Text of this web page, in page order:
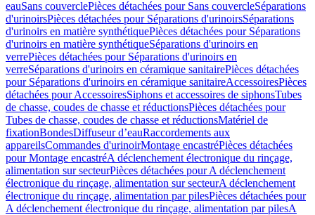
eauSans couverclePièces détachées pour Sans couvercleSéparations
d'urinoirsPièces détachées pour Séparations d'urinoirsSéparations
d'urinoirs en matière synthétiquePièces détachées pour Séparations
d'urinoirs en matière synthétiqueSéparations d'urinoirs en
verrePièces détachées pour Séparations d'urinoirs en
verreSéparations d'urinoirs en céramique sanitairePièces détachées
pour Séparations d'urinoirs en céramique sanitaireAccessoiresPièces
détachées pour AccessoiresSiphons et accessoires de siphonsTubes
de chasse, coudes de chasse et réductionsPièces détachées pour
Tubes de chasse, coudes de chasse et réductionsMatériel de
fixationBondesDiffuseur d’eauRaccordements aux
appareilsCommandes d'urinoirMontage encastréPièces détachées
pour Montage encastréA déclenchement électronique du rinçage,
alimentation sur secteurPièces détachées pour A déclenchement
électronique du rinçage, alimentation sur secteurA déclenchement
électronique du rinçage, alimentation par pilesPièces détachées pour
A déclenchement électronique du rinçage, alimentation par pilesA